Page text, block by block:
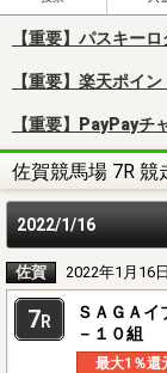
【重要】パスキー
【重要】楽天ポイ
【重要】PayPayチ
佐賀競馬場 7R 競
2022/1/16
佐賀 2022年1月16
7R
ＳＡＧＡ
－１０組
最大1％還